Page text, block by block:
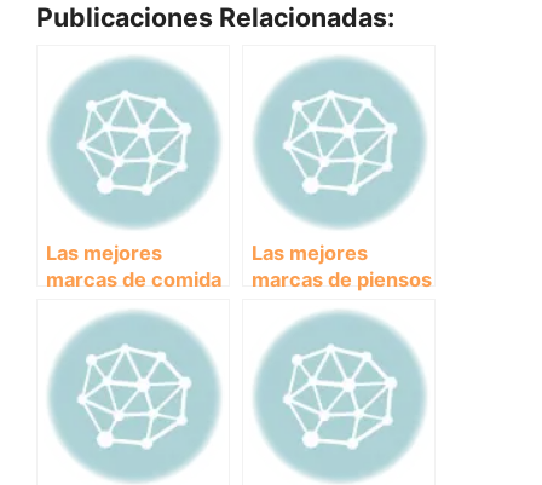
Publicaciones Relacionadas:
Las mejores
marcas de comida
para perros: guía
completa para
asegurar una
alimentación
saludable
Las mejores
marcas de piensos
para perros
españolas: calidad
y sabor
garantizados.